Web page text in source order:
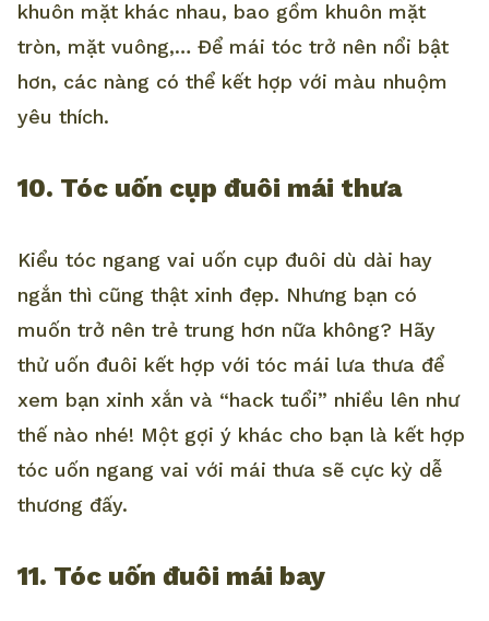
khuôn mặt khác nhau, bao gồm khuôn mặt
tròn, mặt vuông,… Để mái tóc trở nên nổi bật
hơn, các nàng có thể kết hợp với màu nhuộm
yêu thích.
10. Tóc uốn cụp đuôi mái thưa
Kiểu tóc ngang vai uốn cụp đuôi dù dài hay
ngắn thì cũng thật xinh đẹp. Nhưng bạn có
muốn trở nên trẻ trung hơn nữa không? Hãy
thử uốn đuôi kết hợp với tóc mái lưa thưa để
xem bạn xinh xắn và “hack tuổi” nhiều lên như
thế nào nhé! Một gợi ý khác cho bạn là kết hợp
tóc uốn ngang vai với mái thưa sẽ cực kỳ dễ
thương đấy.
11. Tóc uốn đuôi mái bay